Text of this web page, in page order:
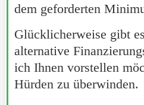
dem geforderten
Glücklicherweise gibt
alternative
ich Ihnen vorstellen
Hürden zu überwinden.